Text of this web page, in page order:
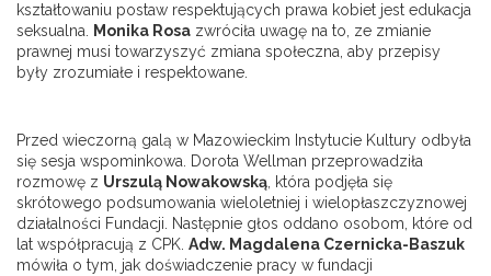
kształtowaniu postaw respektujących prawa kobiet jest edukacja
seksualna. Monika Rosa zwróciła uwagę na to, ze zmianie
prawnej musi towarzyszyć zmiana społeczna, aby przepisy
były zrozumiałe i respektowane.
Przed wieczorną galą w Mazowieckim Instytucie Kultury odbyła
się sesja wspominkowa. Dorota Wellman przeprowadziła
rozmowę z Urszulą Nowakowską, która podjęła się
skrótowego podsumowania wieloletniej i wielopłaszczyznowej
działalności Fundacji. Następnie głos oddano osobom, które od
lat współpracują z CPK. Adw. Magdalena Czernicka-Baszuk
mówiła o tym, jak doświadczenie pracy w fundacji